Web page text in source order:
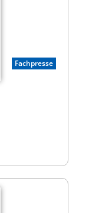
Fachpresse